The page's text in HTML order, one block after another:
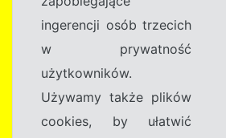
ingerencji osób trzecich
w prywatność
użytkowników.
Używamy także plików
cookies, by ułatwić